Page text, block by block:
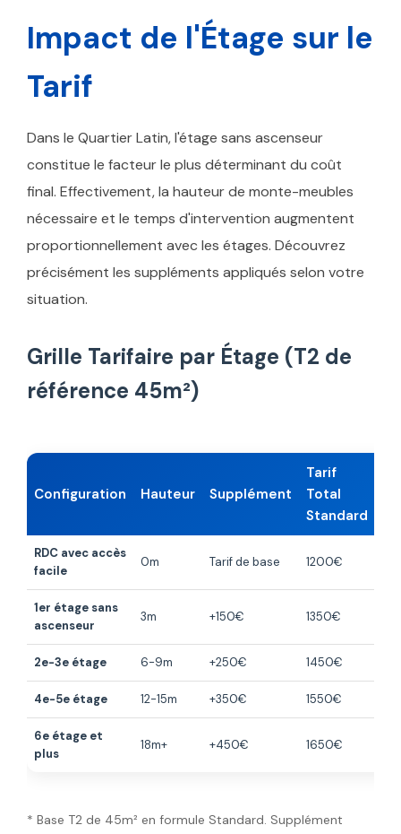
Impact de l'Étage sur le
Tarif
Dans le Quartier Latin, l'étage sans ascenseur
constitue le facteur le plus déterminant du coût
final. Effectivement, la hauteur de monte-meubles
nécessaire et le temps d'intervention augmentent
proportionnellement avec les étages. Découvrez
précisément les suppléments appliqués selon votre
situation.
Grille Tarifaire par Étage (T2 de
référence 45m²)
Configuration Hauteur Supplément
Tarif
Total
Standard
RDC avec accès
facile
0m Tarif de base 1200€
1er étage sans
ascenseur
3m +150€ 1350€
2e-3e étage 6-9m +250€ 1450€
4e-5e étage 12-15m +350€ 1550€
6e étage et
plus
18m+ +450€ 1650€
* Base T2 de 45m² en formule Standard. Supplément